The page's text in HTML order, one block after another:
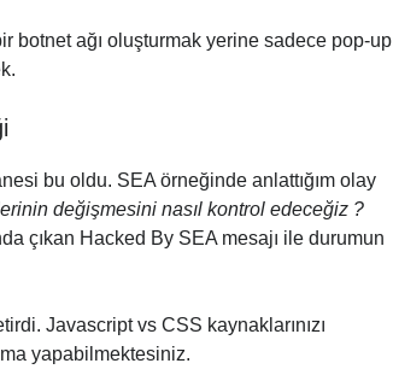
botnet ağı oluşturmak yerine sadece pop-up
bu oldu. SEA örneğinde anlattığım olay
değişmesini nasıl kontrol edeceğiz ?
çıkan Hacked By SEA mesajı ile durumun
Javascript vs CSS kaynaklarınızı
yapabilmektesiniz.